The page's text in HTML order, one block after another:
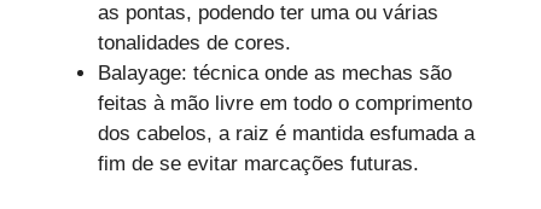
as pontas, podendo ter uma ou várias
tonalidades de cores.
Balayage: técnica onde as mechas são
feitas à mão livre em todo o comprimento
dos cabelos, a raiz é mantida esfumada a
fim de se evitar marcações futuras.